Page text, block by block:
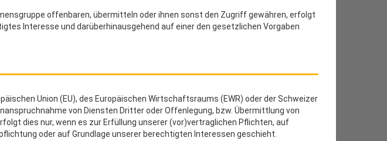
offenbaren, übermitteln oder ihnen sonst den Zugriff gewähren, erfolgt
Interesse und darüberhinausgehend auf einer den gesetzlichen Vorgaben
Union (EU), des Europäischen Wirtschaftsraums (EWR) oder der Schweizer
von Diensten Dritter oder Offenlegung, bzw. Übermittlung von
dies nur, wenn es zur Erfüllung unserer (vor)vertraglichen Pflichten, auf
oder auf Grundlage unserer berechtigten Interessen geschieht.